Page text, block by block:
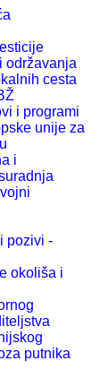
održavanja
cesta
i programi
unije za
i
pozivi -
okoliša i
putnika